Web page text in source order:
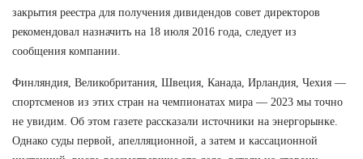
закрытия реестра для получения дивидендов совет директоров
рекомендовал назначить на 18 июля 2016 года, следует из
сообщения компании.
Финляндия, Великобритания, Швеция, Канада, Ирландия, Чехия —
спортсменов из этих стран на чемпионатах мира — 2023 мы точно
не увидим. Об этом газете рассказали источники на энергорынке.
Однако суды первой, апелляционной, а затем и кассационной